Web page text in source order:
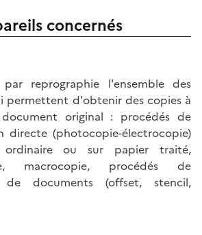
concernés
reprographie l'ensemble des
permettent d'obtenir des copies à
original : procédés de
directe (photocopie-électrocopie)
ou sur papier traité,
macrocopie, procédés de
de documents (offset, stencil,